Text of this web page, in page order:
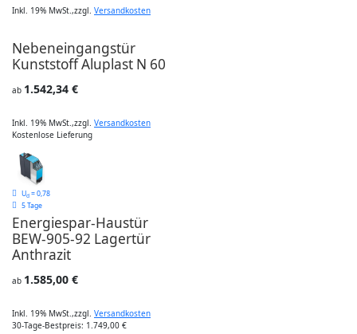
Inkl. 19% MwSt.,zzgl. Versandkosten
Nebeneingangstür
Kunststoff Aluplast N 60
ab 1.542,34 €
Inkl. 19% MwSt.,zzgl. Versandkosten
Kostenlose Lieferung
Ud = 0,78
5 Tage
Energiespar-Haustür
BEW-905-92 Lagertür
Anthrazit
ab 1.585,00 €
Inkl. 19% MwSt.,zzgl. Versandkosten
30-Tage-Bestpreis: 1.749,00 €